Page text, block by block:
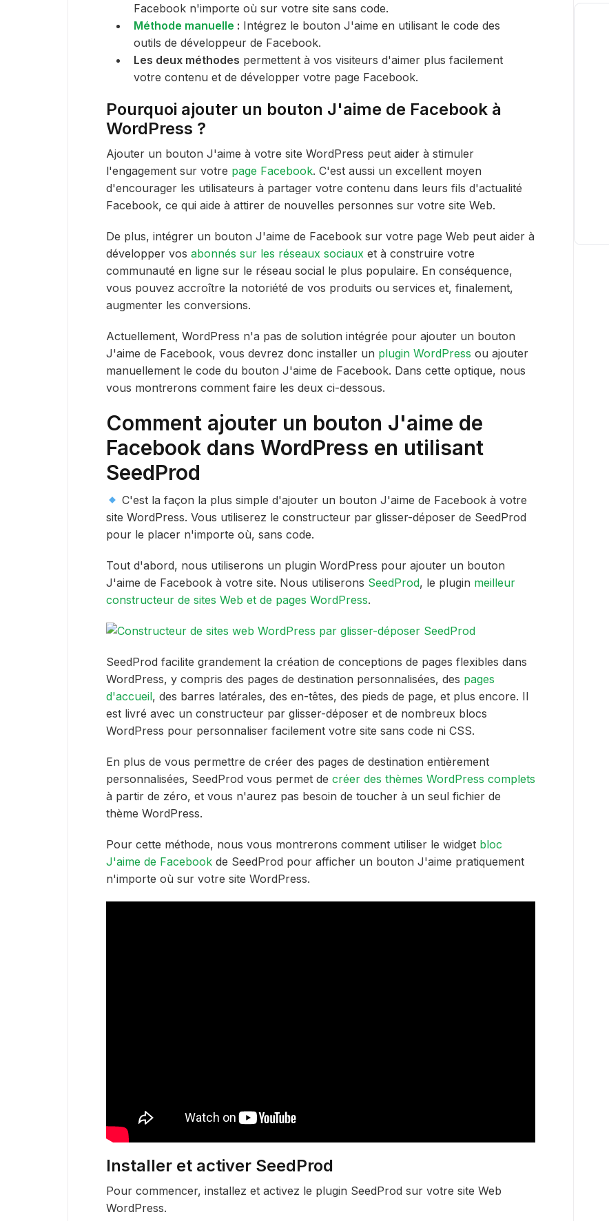
Facebook n'importe où sur votre site sans code.
Méthode manuelle : Intégrez le bouton J'aime en utilisant le code des
outils de développeur de Facebook.
Les deux méthodes permettent à vos visiteurs d'aimer plus facilement
votre contenu et de développer votre page Facebook.
Pourquoi ajouter un bouton J'aime de Facebook à
WordPress ?
Ajouter un bouton J'aime à votre site WordPress peut aider à stimuler
l'engagement sur votre page Facebook. C'est aussi un excellent moyen
d'encourager les utilisateurs à partager votre contenu dans leurs fils d'actualité
Facebook, ce qui aide à attirer de nouvelles personnes sur votre site Web.
De plus, intégrer un bouton J'aime de Facebook sur votre page Web peut aider à
développer vos abonnés sur les réseaux sociaux et à construire votre
communauté en ligne sur le réseau social le plus populaire. En conséquence,
vous pouvez accroître la notoriété de vos produits ou services et, finalement,
augmenter les conversions.
Actuellement, WordPress n'a pas de solution intégrée pour ajouter un bouton
J'aime de Facebook, vous devrez donc installer un plugin WordPress ou ajouter
manuellement le code du bouton J'aime de Facebook. Dans cette optique, nous
vous montrerons comment faire les deux ci-dessous.
Comment ajouter un bouton J'aime de
Facebook dans WordPress en utilisant
SeedProd
C'est la façon la plus simple d'ajouter un bouton J'aime de Facebook à votre
site WordPress. Vous utiliserez le constructeur par glisser-déposer de SeedProd
pour le placer n'importe où, sans code.
Tout d'abord, nous utiliserons un plugin WordPress pour ajouter un bouton
J'aime de Facebook à votre site. Nous utiliserons SeedProd, le plugin meilleur
constructeur de sites Web et de pages WordPress.
SeedProd facilite grandement la création de conceptions de pages flexibles dans
WordPress, y compris des pages de destination personnalisées, des pages
d'accueil, des barres latérales, des en-têtes, des pieds de page, et plus encore. Il
est livré avec un constructeur par glisser-déposer et de nombreux blocs
WordPress pour personnaliser facilement votre site sans code ni CSS.
En plus de vous permettre de créer des pages de destination entièrement
personnalisées, SeedProd vous permet de créer des thèmes WordPress complets
à partir de zéro, et vous n'aurez pas besoin de toucher à un seul fichier de
thème WordPress.
Pour cette méthode, nous vous montrerons comment utiliser le widget bloc
J'aime de Facebook de SeedProd pour afficher un bouton J'aime pratiquement
n'importe où sur votre site WordPress.
Installer et activer SeedProd
Pour commencer, installez et activez le plugin SeedProd sur votre site Web
WordPress.